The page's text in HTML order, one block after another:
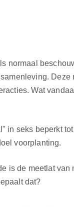
normaal
Wat
in seks beperkt
voorplanting.
is de meetlat
dat?